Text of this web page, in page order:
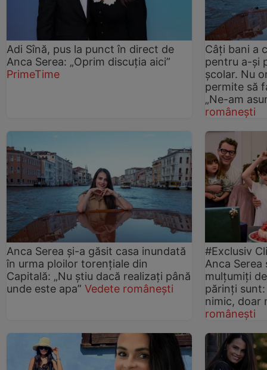
Adi Sînă, pus la punct în direct de
Anca Serea: „Oprim discuția aici”
PrimeTime
Câți bani a
pentru a-și
școlar. Nu
permite să
„Ne-am
românești
Anca Serea și-a găsit casa inundată
în urma ploilor torențiale din
Capitală: „Nu știu dacă realizați până
unde este apa” Vedete românești
#Exclusiv
Anca Serea
mulțumiți
părinți sunt:
nimic, doar
românești